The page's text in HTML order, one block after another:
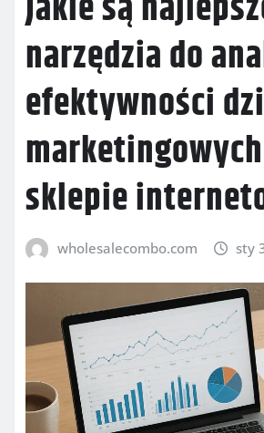
narzędzia do
efektywności
sklepie
wholesalecombo.com sty